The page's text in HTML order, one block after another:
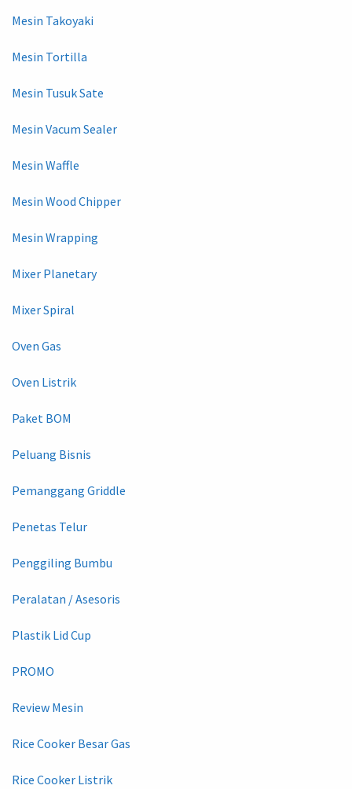
Mesin Takoyaki
Mesin Tortilla
Mesin Tusuk Sate
Mesin Vacum Sealer
Mesin Waffle
Mesin Wood Chipper
Mesin Wrapping
Mixer Planetary
Mixer Spiral
Oven Gas
Oven Listrik
Paket BOM
Peluang Bisnis
Pemanggang Griddle
Penetas Telur
Penggiling Bumbu
Peralatan / Asesoris
Plastik Lid Cup
PROMO
Review Mesin
Rice Cooker Besar Gas
Rice Cooker Listrik